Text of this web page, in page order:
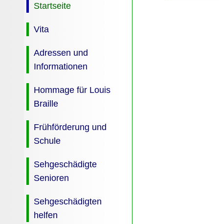
Startseite
Vita
Adressen und
Informationen
Hommage für Louis
Braille
Frühförderung und
Schule
Sehgeschädigte
Senioren
Sehgeschädigten
helfen